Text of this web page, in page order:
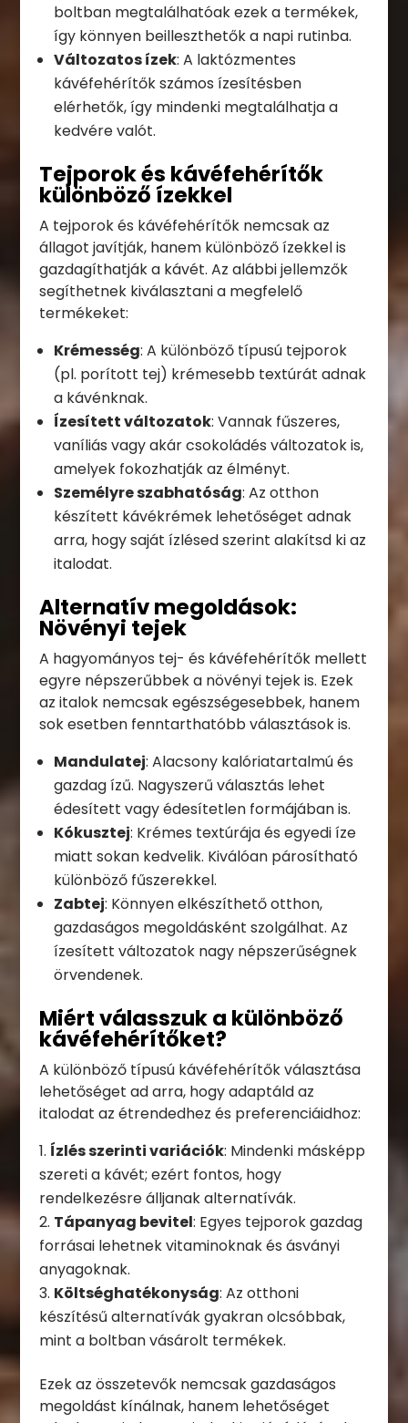
boltban megtalálhatóak ezek a termékek,
így könnyen beilleszthetők a napi rutinba.
Változatos ízek: A laktózmentes
kávéfehérítők számos ízesítésben
elérhetők, így mindenki megtalálhatja a
kedvére valót.
Tejporok és kávéfehérítők
különböző ízekkel
A tejporok és kávéfehérítők nemcsak az
állagot javítják, hanem különböző ízekkel is
gazdagíthatják a kávét. Az alábbi jellemzők
segíthetnek kiválasztani a megfelelő
termékeket:
Krémesség: A különböző típusú tejporok
(pl. porított tej) krémesebb textúrát adnak
a kávénknak.
Ízesített változatok: Vannak fűszeres,
vaníliás vagy akár csokoládés változatok is,
amelyek fokozhatják az élményt.
Személyre szabhatóság: Az otthon
készített kávékrémek lehetőséget adnak
arra, hogy saját ízlésed szerint alakítsd ki az
italodat.
Alternatív megoldások:
Növényi tejek
A hagyományos tej- és kávéfehérítők mellett
egyre népszerűbbek a növényi tejek is. Ezek
az italok nemcsak egészségesebbek, hanem
sok esetben fenntarthatóbb választások is.
Mandulatej: Alacsony kalóriatartalmú és
gazdag ízű. Nagyszerű választás lehet
édesített vagy édesítetlen formájában is.
Kókusztej: Krémes textúrája és egyedi íze
miatt sokan kedvelik. Kiválóan párosítható
különböző fűszerekkel.
Zabtej: Könnyen elkészíthető otthon,
gazdaságos megoldásként szolgálhat. Az
ízesített változatok nagy népszerűségnek
örvendenek.
Miért válasszuk a különböző
kávéfehérítőket?
A különböző típusú kávéfehérítők választása
lehetőséget ad arra, hogy adaptáld az
italodat az étrendedhez és preferenciáidhoz:
Ízlés szerinti variációk: Mindenki másképp
szereti a kávét; ezért fontos, hogy
rendelkezésre álljanak alternatívák.
Tápanyag bevitel: Egyes tejporok gazdag
forrásai lehetnek vitaminoknak és ásványi
anyagoknak.
Költséghatékonyság: Az otthoni
készítésű alternatívák gyakran olcsóbbak,
mint a boltban vásárolt termékek.
Ezek az összetevők nemcsak gazdaságos
megoldást kínálnak, hanem lehetőséget